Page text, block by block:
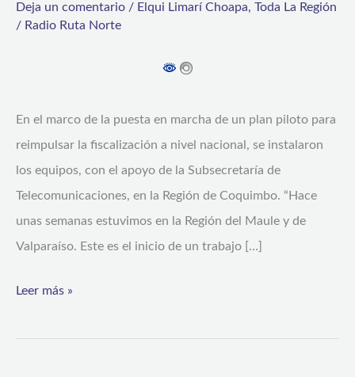
Deja un comentario / Elqui Limarí Choapa, Toda La Región
/ Radio Ruta Norte
En el marco de la puesta en marcha de un plan piloto para
reimpulsar la fiscalización a nivel nacional, se instalaron
los equipos, con el apoyo de la Subsecretaría de
Telecomunicaciones, en la Región de Coquimbo. “Hace
unas semanas estuvimos en la Región del Maule y de
Valparaíso. Este es el inicio de un trabajo […]
contenidos
la
Región
de
Coquimbo
Leer más »